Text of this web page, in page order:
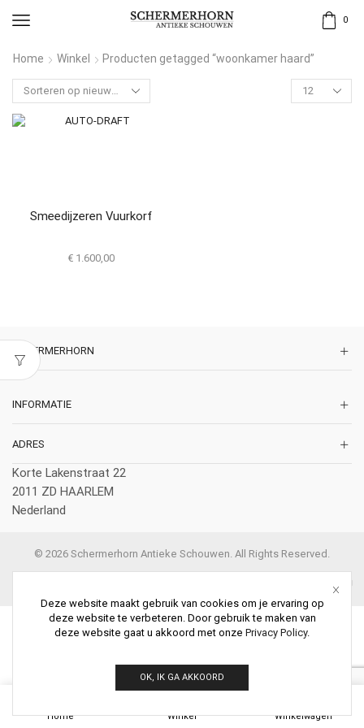
0
Home Winkel Producten getagged “woonkamer haard”
Smeedijzeren Vuurkorf
€ 1.600,00
SCHERMERHORN
INFORMATIE
ADRES
Korte Lakenstraat 22
2011 ZD HAARLEM
Nederland
© 2026 Schermerhorn Antieke Schouwen. All Rights Reserved.
Home Winkel Winkelwagen
Deze website maakt gebruik van cookies om je ervaring op
deze website te verbeteren. Door gebruik te maken van
deze website gaat u akkoord met onze Privacy Policy.
OK, IK GA AKKOORD